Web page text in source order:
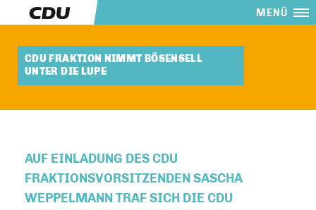
MENÜ
CDU FRAKTION NIMMT BÖSENSELL
UNTER DIE LUPE
AUF EINLADUNG DES CDU
FRAKTIONSVORSITZENDEN SASCHA
WEPPELMANN TRAF SICH DIE CDU